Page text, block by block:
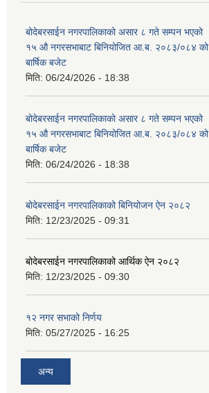
बोदेबरसाईन नगरपालिकाको असार ८ गते सम्पन भएको
१५ ‍‍‍औ नगरसभाबाट बिनियोजित आ.ब. २०८३/०८४ को
बार्षिक बजेट
मिति: 06/24/2026 - 18:38
बोदेबरसाईन नगरपालिकाको असार ८ गते सम्पन भएको
१५ ‍‍‍औ नगरसभाबाट बिनियोजित आ.ब. २०८३/०८४ को
बार्षिक बजेट
मिति: 06/24/2026 - 18:38
बोदेबरसाईन नगरपालिकाको बिनियोजन ऐन २०८२
मिति: 12/23/2025 - 09:31
बोदेबरसाईन नगरपालिकाको आर्थिक ऐन २०८२
मिति: 12/23/2025 - 09:30
१२ नगर सभाको निर्णय
मिति: 05/27/2025 - 16:25
अन्य